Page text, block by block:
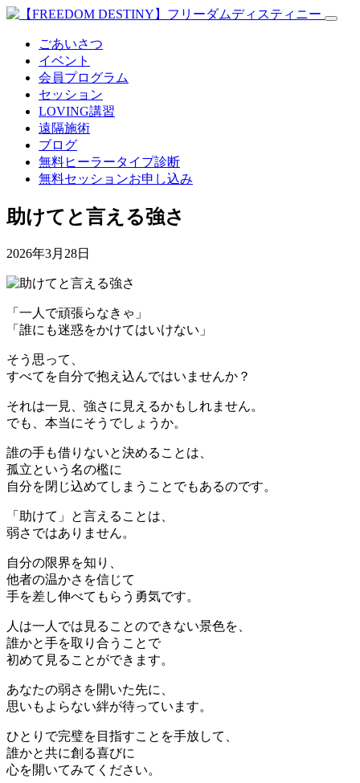
ごあいさつ
イベント
会員プログラム
セッション
LOVING講習
遠隔施術
ブログ
無料ヒーラータイプ診断
無料セッションお申し込み
助けてと言える強さ
2026年3月28日
「一人で頑張らなきゃ」
「誰にも迷惑をかけてはいけない」
そう思って、
すべてを自分で抱え込んではいませんか？
それは一見、強さに見えるかもしれません。
でも、本当にそうでしょうか。
誰の手も借りないと決めることは、
孤立という名の檻に
自分を閉じ込めてしまうことでもあるのです。
「助けて」と言えることは、
弱さではありません。
自分の限界を知り、
他者の温かさを信じて
手を差し伸べてもらう勇気です。
人は一人では見ることのできない景色を、
誰かと手を取り合うことで
初めて見ることができます。
あなたの弱さを開いた先に、
思いもよらない絆が待っています。
ひとりで完璧を目指すことを手放して、
誰かと共に創る喜びに
心を開いてみてください。